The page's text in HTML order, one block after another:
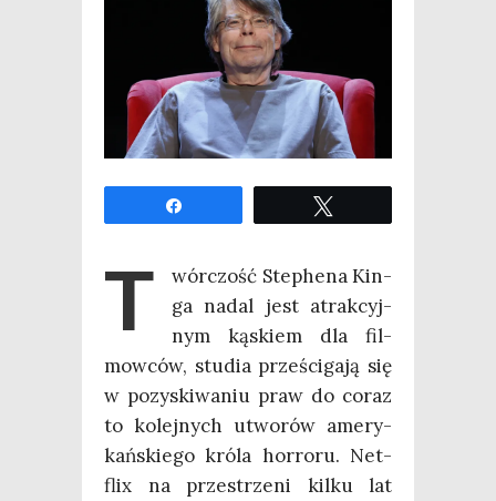
T
wór­czość Ste­phe­na Kin­
ga nadal jest atrak­cyj­
nym kąskiem dla fil­
mow­ców, stu­dia prze­ści­ga­ją się
w pozy­ski­wa­niu praw do coraz
to kolej­nych utwo­rów ame­ry­
kań­skie­go kró­la hor­ro­ru. Net­
flix na prze­strze­ni kil­ku lat